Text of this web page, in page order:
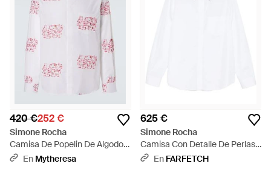
420 €252 €
Simone Rocha
Camisa De Popelin De Algodon
Bordada - Rosa
En Mytheresa
625 €
Simone Rocha
Camisa Con Detalle De Perlas
Artificiales - Blanco
En FARFETCH